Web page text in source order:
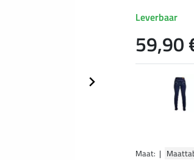
Maat: |
Leverbaar
59,90